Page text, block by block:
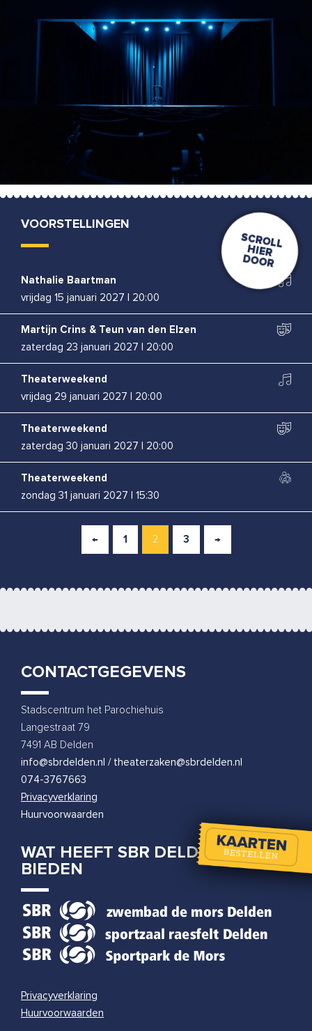
VOORSTELLINGEN
Nathalie Baartman
vrijdag 15 januari 2027
20:00
Martijn Crins & Teun van den Elzen
zaterdag 23 januari 2027
20:00
Theaterweekend
vrijdag 29 januari 2027
20:00
Theaterweekend
zaterdag 30 januari 2027
20:00
Theaterweekend
zondag 31 januari 2027
15:30
Boban Braspenning
woensdag 3 februari 2027
|20:00
zaterdag 13 februari 2027| 20:00
Rapalje
vrijdag 26 maart 2027
Tobi Kooiman
woensdag 31 maart 2027
← 1 2 3 →
CONTACTGEGEVENS
Stadscentrum het Parochiehuis
Langestraat 79
7491 AB Delden
info@sbrdelden.nl / theaterzaken@sbrdelden.nl
074-3767663
Privacyverklaring
Huurvoorwaarden
WAT HEEFT SBR DELDEN TE
BIEDEN
Privacyverklaring
Huurvoorwaarden